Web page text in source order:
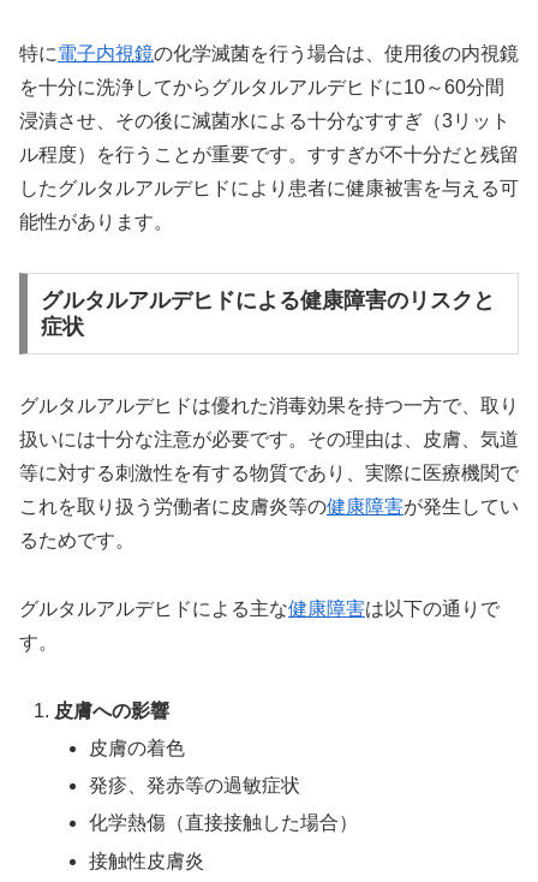
特に電子内視鏡の化学滅菌を行う場合は、使用後の内視鏡
を十分に洗浄してからグルタルアルデヒドに10～60分間
浸漬させ、その後に滅菌水による十分なすすぎ（3リット
ル程度）を行うことが重要です。すすぎが不十分だと残留
したグルタルアルデヒドにより患者に健康被害を与える可
能性があります。
グルタルアルデヒドによる健康障害のリスクと
症状
グルタルアルデヒドは優れた消毒効果を持つ一方で、取り
扱いには十分な注意が必要です。その理由は、皮膚、気道
等に対する刺激性を有する物質であり、実際に医療機関で
これを取り扱う労働者に皮膚炎等の健康障害が発生してい
るためです。
グルタルアルデヒドによる主な健康障害は以下の通りで
す。
皮膚への影響
皮膚の着色
発疹、発赤等の過敏症状
化学熱傷（直接接触した場合）
接触性皮膚炎